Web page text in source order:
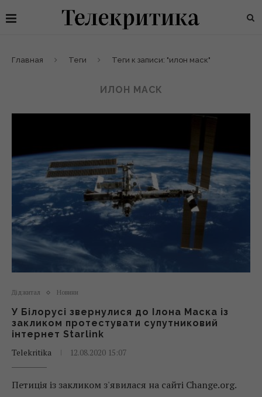
Главная Теги Теги к записи: "илон маск"
ИЛОН МАСК
Діджитал Новини
У Білорусі звернулися до Ілона Маска із
закликом протестувати супутниковий
інтернет Starlink
Telekritika
12.08.2020 15:07
Петиція із закликом з'явилася на сайті Change.org.